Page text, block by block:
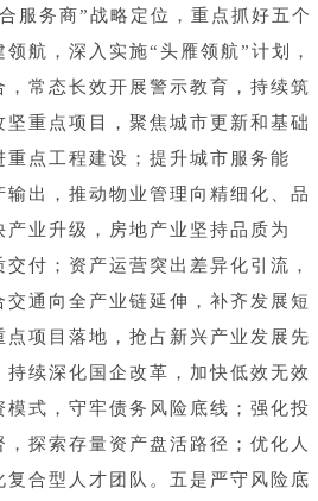
服务商”战略定位，重点抓好五个
航，深入实施“头雁领航”计划，
常态长效开展警示教育，持续筑
重点项目，聚焦城市更新和基础
点工程建设；提升城市服务能
出，推动物业管理向精细化、品
业升级，房地产业坚持品质为
付；资产运营突出差异化引流，
通向全产业链延伸，补齐发展短
项目落地，抢占新兴产业发展先
续深化国企改革，加快低效无效
式，守牢债务风险底线；强化投
探索存量资产盘活路径；优化人
合型人才团队。五是严守风险底